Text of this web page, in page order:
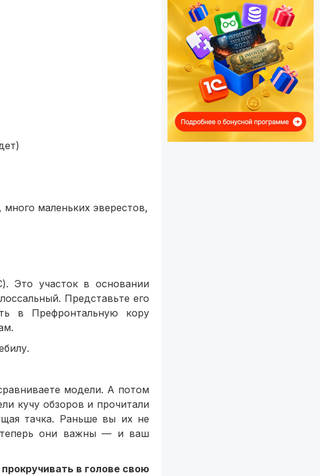
маленьких эверестов,
Это участок в основании
Представьте его
в Префронтальную кору
модели. А потом
кучу обзоров и прочитали
тачка. Раньше вы их не
теперь они важны — и ваш
прокручивать в голове свою